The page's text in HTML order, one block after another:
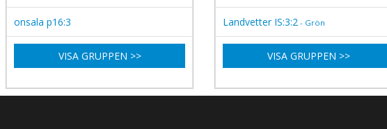
onsala p16:3
VISA GRUPPEN >>
Landvetter IS:3:2 - Grön
VISA GRUPPEN >>